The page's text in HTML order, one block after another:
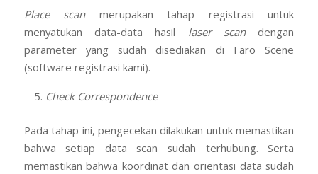
Place scanmerupakan tahap registrasi untuk
menyatukan data-data hasil laser scandengan
parameter yang sudah disediakan di Faro Scene
(software registrasi kami).
Check Correspondence
Pada tahap ini, pengecekan dilakukan untuk memastikan
bahwa setiap data scan sudah terhubung. Serta
memastikan bahwa koordinat dan orientasi data sudah